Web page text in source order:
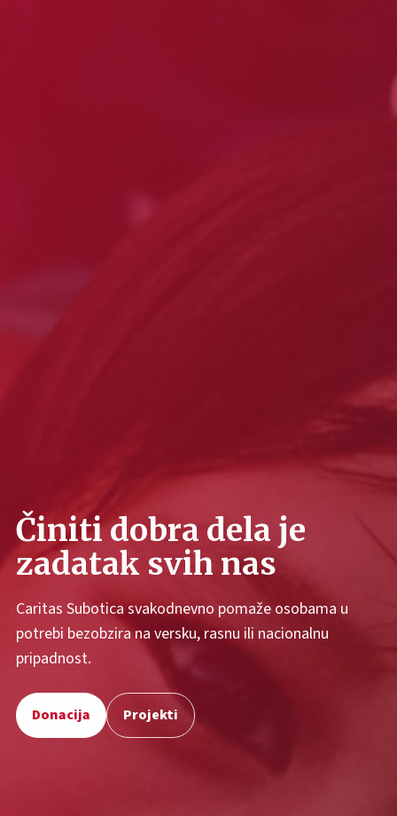
Činiti dobra dela je
zadatak svih nas
Caritas Subotica svakodnevno pomaže osobama u
potrebi bezobzira na versku, rasnu ili nacionalnu
pripadnost.
Donacija Projekti